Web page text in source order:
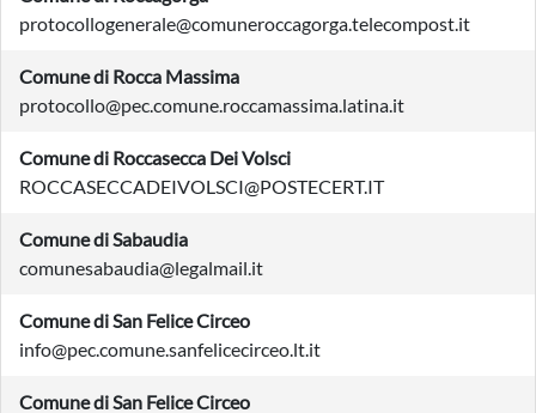
protocollogenerale@comuneroccagorga.telecompost.it
Comune di Rocca Massima
protocollo@pec.comune.roccamassima.latina.it
Comune di Roccasecca Dei Volsci
ROCCASECCADEIVOLSCI@POSTECERT.IT
Comune di Sabaudia
comunesabaudia@legalmail.it
Comune di San Felice Circeo
info@pec.comune.sanfelicecirceo.lt.it
Comune di San Felice Circeo